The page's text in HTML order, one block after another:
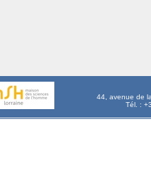
44, avenue de
Tél. :